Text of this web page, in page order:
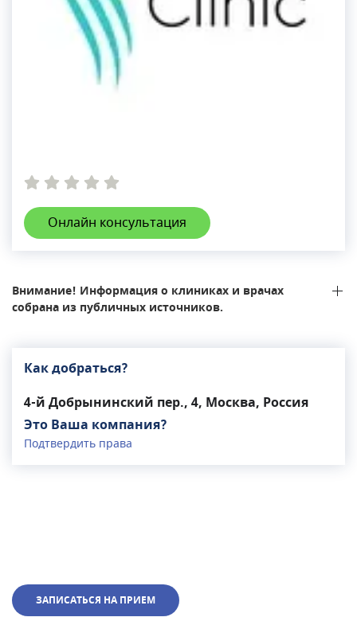
Онлайн консультация
Внимание! Информация о клиниках и врачах
собрана из публичных источников.
Как добраться?
4-й Добрынинский пер., 4, Москва, Россия
Это Ваша компания?
Подтвердить права
ЗАПИСАТЬСЯ НА ПРИЕМ